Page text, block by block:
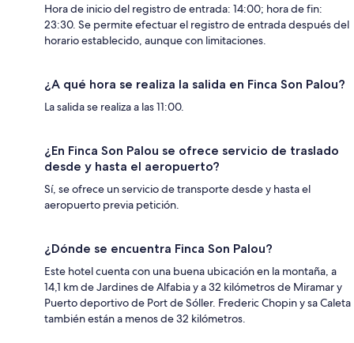
Hora de inicio del registro de entrada: 14:00; hora de fin:
23:30. Se permite efectuar el registro de entrada después del
horario establecido, aunque con limitaciones.
¿A qué hora se realiza la salida en Finca Son Palou?
La salida se realiza a las 11:00.
¿En Finca Son Palou se ofrece servicio de traslado
desde y hasta el aeropuerto?
Sí, se ofrece un servicio de transporte desde y hasta el
aeropuerto previa petición.
¿Dónde se encuentra Finca Son Palou?
Este hotel cuenta con una buena ubicación en la montaña, a
14,1 km de Jardines de Alfabia y a 32 kilómetros de Miramar y
Puerto deportivo de Port de Sóller. Frederic Chopin y sa Caleta
también están a menos de 32 kilómetros.